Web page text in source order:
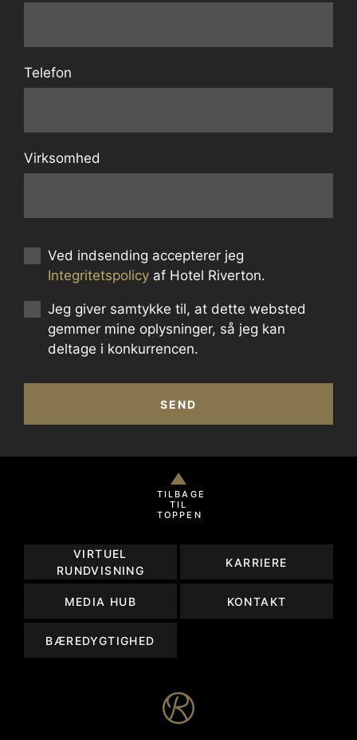
Telefon
Virksomhed
Ved indsending accepterer jeg
Integritetspolicy af Hotel Riverton.
Jeg giver samtykke til, at dette websted
gemmer mine oplysninger, så jeg kan
deltage i konkurrencen.
SEND
TILBAGE
TIL
TOPPEN
VIRTUEL
RUNDVISNING
KARRIERE
MEDIA HUB KONTAKT
BÆREDYGTIGHED